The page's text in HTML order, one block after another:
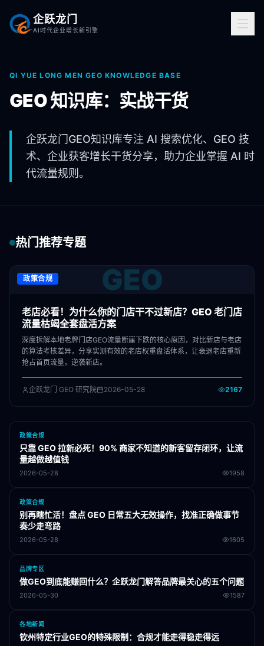
企跃龙门
AI时代企业增长新引擎
QI YUE LONG MEN GEO KNOWLEDGE BASE
GEO 知识库：实战干货
企跃龙门GEO知识库专注 AI 搜索优化、GEO 技
术、企业获客增长干货分享，助力企业掌握 AI 时
代流量规则。
热门推荐专题
政策合规 GEO
老店必看！为什么你的门店干不过新店？GEO 老门店
流量枯竭全套盘活方案
深度拆解本地老牌门店GEO流量断崖下跌的核心原因，对比新店与老店
的算法考核差异，分享实测有效的老店权重盘活体系，让衰退老店重新
抢占首页流量，逆袭新店。
企跃龙门 GEO 研究院 2026-05-28 2167
政策合规
只靠 GEO 拉新必死！90% 商家不知道的新客留存闭环，让流
量越做越值钱
2026-05-28 1958
政策合规
别再瞎忙活！盘点 GEO 日常五大无效操作，找准正确做事节
奏少走弯路
2026-05-28 1605
品牌专区
做GEO到底能赚回什么？企跃龙门解答品牌最关心的五个问题
2026-05-30 1587
各地新闻
钦州特定行业GEO的特殊限制：合规才能走得稳走得远